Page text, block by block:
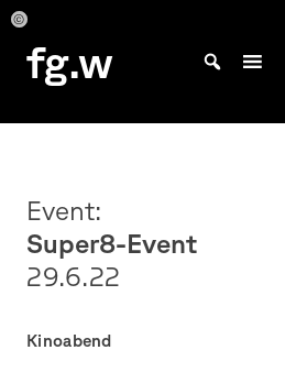
Skip
content
fg.w
Bachelor Kommunikationsdesign und Master Design & Information studieren
Event:
Super8-Event
29.6.22
Kinoabend
Sophia
Sommer
Sophia
Sommer
Sophia
Sommer
Sophia
Sommer